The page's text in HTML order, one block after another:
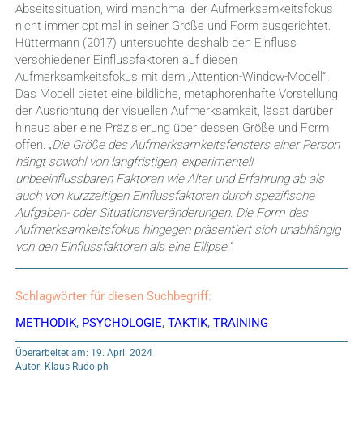
Abseitssituation, wird manchmal der Aufmerksamkeitsfokus
nicht immer optimal in seiner Größe und Form ausgerichtet.
Hüttermann (2017) untersuchte deshalb den Einfluss
verschiedener Einflussfaktoren auf diesen
Aufmerksamkeitsfokus mit dem „Attention-Window-Modell“.
Das Modell bietet eine bildliche, metaphorenhafte Vorstellung
der Ausrichtung der visuellen Aufmerksamkeit, lässt darüber
hinaus aber eine Präzisierung über dessen Größe und Form
offen. „Die Größe des Aufmerksamkeitsfensters einer Person
hängt sowohl von langfristigen, experimentell
unbeeinflussbaren Faktoren wie Alter und Erfahrung ab als
auch von kurzzeitigen Einflussfaktoren durch spezifische
Aufgaben- oder Situationsveränderungen. Die Form des
Aufmerksamkeitsfokus hingegen präsentiert sich unabhängig
von den Einflussfaktoren als eine Ellipse.“
Schlagwörter für diesen Suchbegriff:
METHODIK, PSYCHOLOGIE, TAKTIK, TRAINING
Überarbeitet am: 19. April 2024
Autor: Klaus Rudolph